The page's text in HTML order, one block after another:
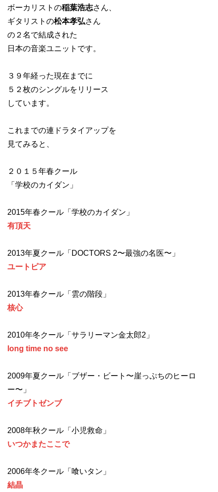
ボーカリストの稲葉浩志さん、
ギタリストの松本孝弘さん
の２名で結成された
日本の音楽ユニットです。
３９年経った現在までに
５２枚のシングルをリリース
しています。
これまでの連ドラタイアップを
見てみると、
２０１５年春クール
「学校のカイダン」
2015年春クール「学校のカイダン」
有頂天
2013年夏クール「DOCTORS 2〜最強の名医〜」
ユートピア
2013年春クール「雲の階段」
核心
2010年冬クール「サラリーマン金太郎2」
long time no see
2009年夏クール「ブザー・ビート〜崖っぷちのヒーロ
ー〜」
イチブトゼンブ
2008年秋クール「小児救命」
いつかまたここで
2006年冬クール「喰いタン」
結晶